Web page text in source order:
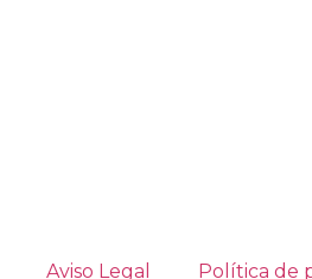
Aviso Legal Política de